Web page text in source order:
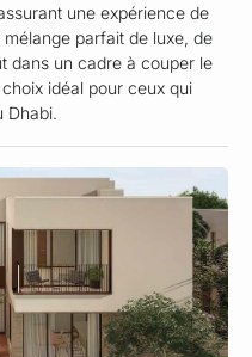
une expérience de
parfait de luxe, de
dans un cadre à couper le
idéal pour ceux qui
Dhabi.